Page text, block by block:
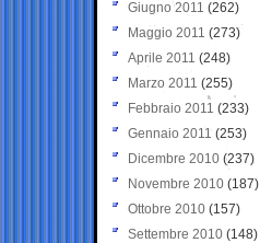
Giugno 2011 (262)
Maggio 2011 (273)
Aprile 2011 (248)
Marzo 2011 (255)
Febbraio 2011 (233)
Gennaio 2011 (253)
Dicembre 2010 (237)
Novembre 2010 (187)
Ottobre 2010 (157)
Settembre 2010 (148)